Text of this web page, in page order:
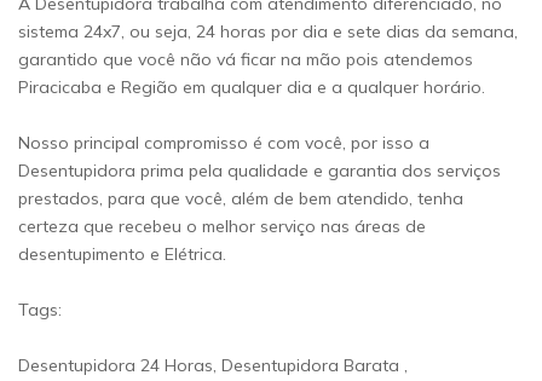
sistema 24x7, ou seja, 24 horas por dia e sete dias da semana,
garantido que você não vá ficar na mão pois atendemos
Piracicaba e Região em qualquer dia e a qualquer horário.
Nosso principal compromisso é com você, por isso a
Desentupidora prima pela qualidade e garantia dos serviços
prestados, para que você, além de bem atendido, tenha
certeza que recebeu o melhor serviço nas áreas de
desentupimento e Elétrica.
Tags:
Desentupidora 24 Horas, Desentupidora Barata ,